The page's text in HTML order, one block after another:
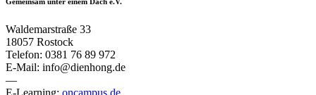
Waldemarstraße 33
18057 Rostock
Telefon: 0381 76 89 972
E-Mail: info@dienhong.de
—
E-Learning: oncampus.de